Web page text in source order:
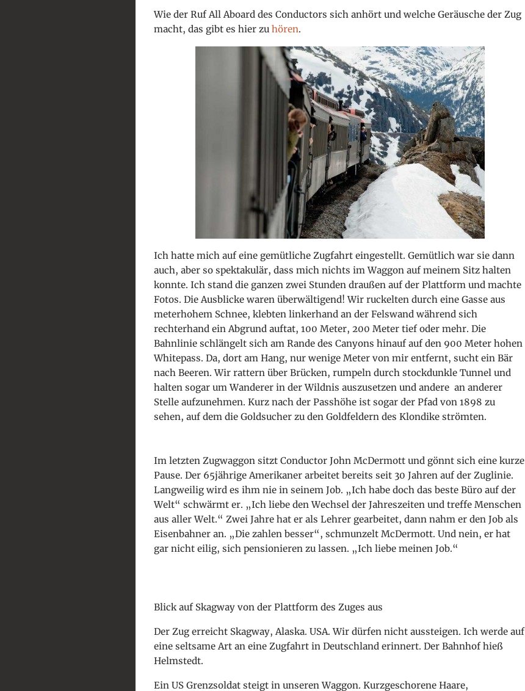
Wie der Ruf All Aboard des Conductors sich anhört und welche Geräusche der Zug
macht, das gibt es hier zu hören.
Ich hatte mich auf eine gemütliche Zugfahrt eingestellt. Gemütlich war sie dann
auch, aber so spektakulär, dass mich nichts im Waggon auf meinem Sitz halten
konnte. Ich stand die ganzen zwei Stunden draußen auf der Plattform und machte
Fotos. Die Ausblicke waren überwältigend! Wir ruckelten durch eine Gasse aus
meterhohem Schnee, klebten linkerhand an der Felswand während sich
rechterhand ein Abgrund auftat, 100 Meter, 200 Meter tief oder mehr. Die
Bahnlinie schlängelt sich am Rande des Canyons hinauf auf den 900 Meter hohen
Whitepass. Da, dort am Hang, nur wenige Meter von mir entfernt, sucht ein Bär
nach Beeren. Wir rattern über Brücken, rumpeln durch stockdunkle Tunnel und
halten sogar um Wanderer in der Wildnis auszusetzen und andere an anderer
Stelle aufzunehmen. Kurz nach der Passhöhe ist sogar der Pfad von 1898 zu
sehen, auf dem die Goldsucher zu den Goldfeldern des Klondike strömten.
Im letzten Zugwaggon sitzt Conductor John McDermott und gönnt sich eine kurze
Pause. Der 65jährige Amerikaner arbeitet bereits seit 30 Jahren auf der Zuglinie.
Langweilig wird es ihm nie in seinem Job. „Ich habe doch das beste Büro auf der
Welt“ schwärmt er. „Ich liebe den Wechsel der Jahreszeiten und treffe Menschen
aus aller Welt.“ Zwei Jahre hat er als Lehrer gearbeitet, dann nahm er den Job als
Eisenbahner an. „Die zahlen besser“, schmunzelt McDermott. Und nein, er hat
gar nicht eilig, sich pensionieren zu lassen. „Ich liebe meinen Job.“
Blick auf Skagway von der Plattform des Zuges aus
Der Zug erreicht Skagway, Alaska. USA. Wir dürfen nicht aussteigen. Ich werde auf
eine seltsame Art an eine Zugfahrt in Deutschland erinnert. Der Bahnhof hieß
Helmstedt.
Ein US Grenzsoldat steigt in unseren Waggon. Kurzgeschorene Haare,